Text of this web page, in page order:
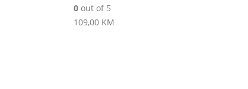
0 out of 5
109,00 KM